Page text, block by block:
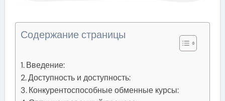
Содержание страницы
Введение:
Доступность и доступность:
Конкурентоспособные обменные курсы: